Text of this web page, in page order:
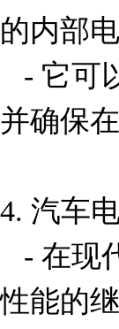
的内部
并确保
4. 汽车
性能的